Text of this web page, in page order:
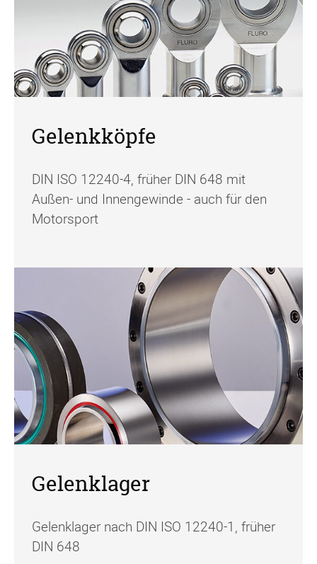
Gelenkköpfe
DIN ISO 12240-4, früher DIN 648 mit
Außen- und Innengewinde - auch für den
Motorsport
Gelenklager
Gelenklager nach DIN ISO 12240-1, früher
DIN 648